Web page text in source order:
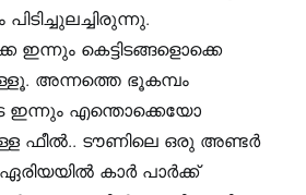
പിടിച്ചുലച്ചിരുന്നു.
കെട്ടിടങ്ങളൊക്കെ
അന്നത്തെ ഭൂകമ്പം
ഇന്നും എന്തൊക്കെയോ
ഫീൽ.. ടൗണിലെ ഒരു അണ്ടർ
കാർ പാർക്ക്